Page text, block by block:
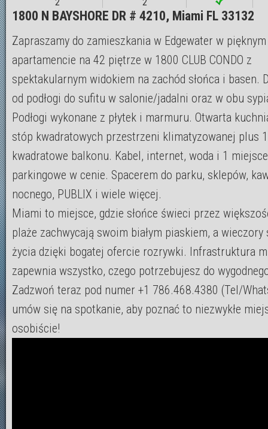
1800 N BAYSHORE DR # 4210, Miami FL 33132
Zapraszamy do zamieszkania w Edgewater w pięknym
apartamencie na 42 piętrze w 1800 CLUB CONDO z
spektakularnym widokiem na zachód słońca i basen.
od podłogi do sufitu w salonie/jadalni oraz w obu
Podłogi wykonane z płytek i marmuru. Otwarta
stóp kwadratowych przestrzeni klimatyzowanej plus
kwadratowe balkonu. Kabel, internet, woda i 1 miejsce
parkingowe w cenie. Spacerem do parku, sklepów,
nocnego, PUBLIX i wiele więcej.
Miami to miejsce, gdzie słońce świeci przez
plaże zachwycają swoim białym piaskiem, a wieczory
życia dzięki bogatej ofercie rozrywki. Infrastruktura
zapewnia wszystko, czego potrzebujesz do
Zadzwoń teraz pod numer +1 786.468.4380 (Tel/
umów się na spotkanie, aby poznać to niezwykłe
osobiście!